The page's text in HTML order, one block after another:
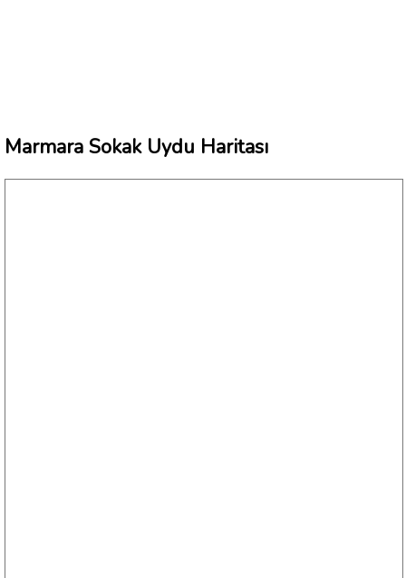
Marmara Sokak Uydu Haritası